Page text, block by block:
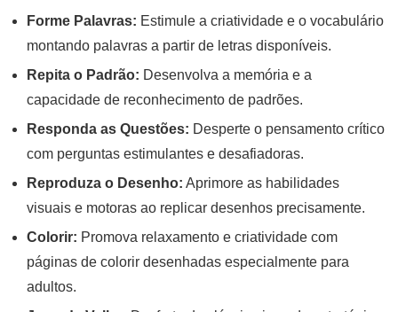
Forme Palavras: Estimule a criatividade e o vocabulário
montando palavras a partir de letras disponíveis.
Repita o Padrão: Desenvolva a memória e a
capacidade de reconhecimento de padrões.
Responda as Questões: Desperte o pensamento crítico
com perguntas estimulantes e desafiadoras.
Reproduza o Desenho: Aprimore as habilidades
visuais e motoras ao replicar desenhos precisamente.
Colorir: Promova relaxamento e criatividade com
páginas de colorir desenhadas especialmente para
adultos.